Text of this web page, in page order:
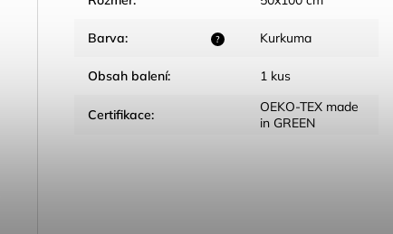
?
Barva: Kurkuma
Obsah balení: 1 kus
Certifikace:
OEKO-TEX made
in GREEN